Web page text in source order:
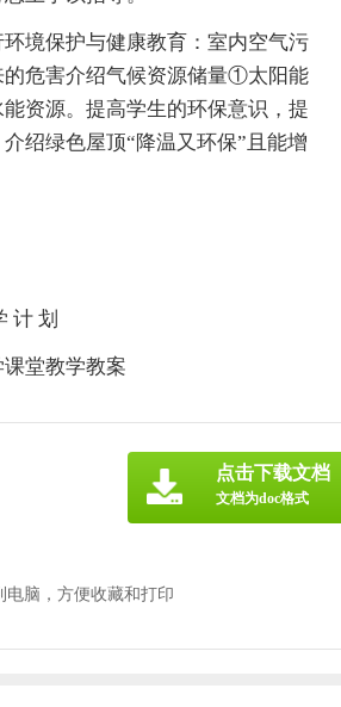
境保护与健康教育：室内空气污
的危害介绍气候资源储量①太阳能
资源。提高学生的环保意识，提
绍绿色屋顶“降温又环保”且能增
计 划
堂教学教案
电脑，方便收藏和打印
点击下载文档
文档为doc格式